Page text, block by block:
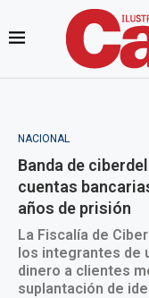
NACIONAL
Banda de
cuentas
años de prisión
La Fiscalía de
los integrantes de
dinero a clientes
suplantación de